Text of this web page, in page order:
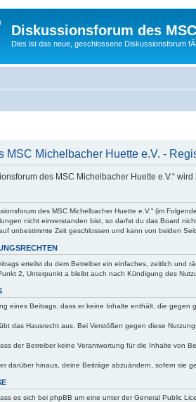
Diskussionsforum des
Dies ist das neue, geschlossene Diskussionsforum
MSC Michelbacher Huette e.V. -
des MSC Michelbacher Huette e.V.“
des MSC Michelbacher Huette e.V.“ (im
nicht einverstanden bist, so darfst du das Board
unbestimmte Zeit geschlossen und kann von beiden
erteilst du dem Betreiber ein einfaches, zeitlich und
2, Unterpunkt a bleibt auch nach Kündigung des
eines Beitrags, dass er keine Inhalte enthält, die
das Hausrecht aus. Bei Verstößen gegen diese
der Betreiber keine Verantwortung für die Inhalte von
darüber hinaus, deine Beiträge abzuändern, sofern sie
es sich bei phpBB um eine unter der General Public